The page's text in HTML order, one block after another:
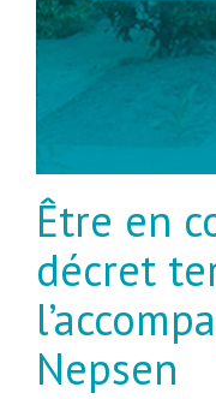
Être en
décret
Nepsen